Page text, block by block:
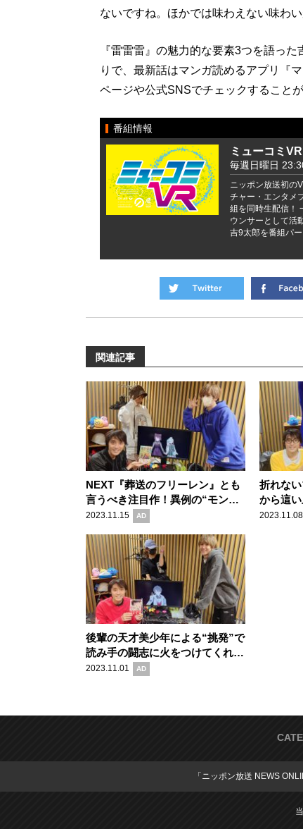
ないですね。ほかでは味わえない味わ
『雷雷雷』の魅力的な要素3つを語っ
りで、最新話はマンガ読めるアプリ『
ページや公式SNSでチェックすることが
番組情報
ミューコミVR
毎週日曜日
ニッポン放送初の
チャー・エンタメ
組を同時生配信！
ウンサーとして活
吉9太郎を番組パ
関連記事
NEXT『葬送のフリーレン』とも
言うべき注目作！異例の“モンス
ター医療”モノ作品『獣王と薬
2023.11.15 AD
折れな
から這
でストレ
2023.11.08
後輩の天才美少年による“挑発”で
読み手の闘志に火をつけてくれる
作品『あくたの死に際』の魅力
2023.11.01 AD
「ニッポン放送 NEWS